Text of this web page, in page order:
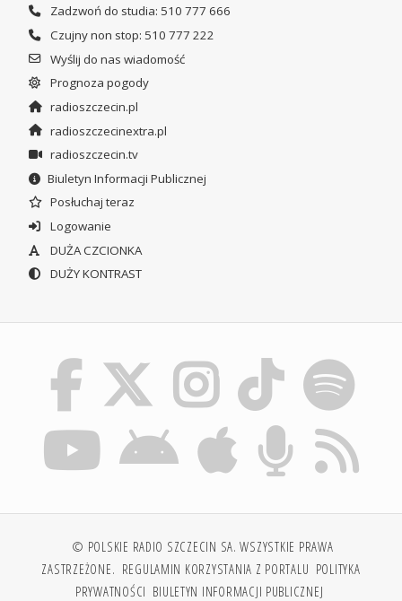
Zadzwoń do studia: 510 777 666
Czujny non stop: 510 777 222
Wyślij do nas wiadomość
Prognoza pogody
radioszczecin.pl
radioszczecinextra.pl
radioszczecin.tv
Biuletyn Informacji Publicznej
Posłuchaj teraz
Logowanie
DUŻA CZCIONKA
DUŻY KONTRAST
© POLSKIE RADIO SZCZECIN SA. WSZYSTKIE PRAWA
ZASTRZEŻONE. REGULAMIN KORZYSTANIA Z PORTALU POLITYKA
PRYWATNOŚCI BIULETYN INFORMACJI PUBLICZNEJ